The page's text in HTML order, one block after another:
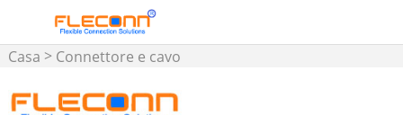
Casa > Connettore e cavo
>Cavo Ethernet da M12 a